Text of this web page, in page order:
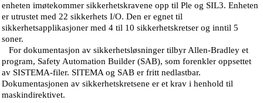
enheten imøtekommer sikkerhetskravene opp til Ple og SIL3. Enheten
er utrustet med 22 sikkerhets I/O. Den er egnet til
sikkerhetsapplikasjoner med 4 til 10 sikkerhetskretser og inntil 5
soner.
For dokumentasjon av sikkerhetsløsninger tilbyr Allen-Bradley et
program, Safety Automation Builder (SAB), som forenkler oppsettet
av SISTEMA-filer. SITEMA og SAB er fritt nedlastbar.
Dokumentasjonen av sikkerhetskretsene er et krav i henhold til
maskindirektivet.